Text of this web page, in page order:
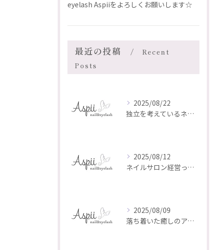
eyelash Aspiiをよろしくお願いします☆
最近の投稿
Recent
Posts
2025/08/22
独立を考えているネイリスト・アイリストのあなたへ
2025/08/12
ネイルサロン経営って、実はとても大変なんです。
2025/08/09
落ち着いた癒しのアイリスト AKI のご紹介✨